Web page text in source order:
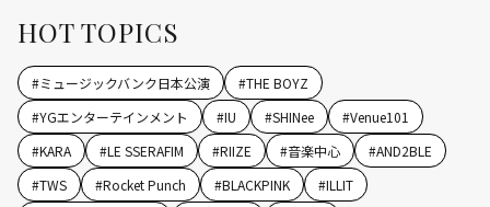
HOT TOPICS
#ミュージックバンク日本公演 #THE BOYZ
#YGエンターテインメント #IU #SHINee #Venue101
#KARA #LE SSERAFIM #RIIZE #音楽中心 #AND2BLE
#TWS #Rocket Punch #BLACKPINK #ILLIT